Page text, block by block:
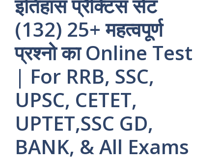
इतिहास प्रैक्टिस सेट
(132) 25+ महत्वपूर्ण
प्रश्नो का Online Test
| For RRB, SSC,
UPSC, CETET,
UPTET,SSC GD,
BANK, & All Exams